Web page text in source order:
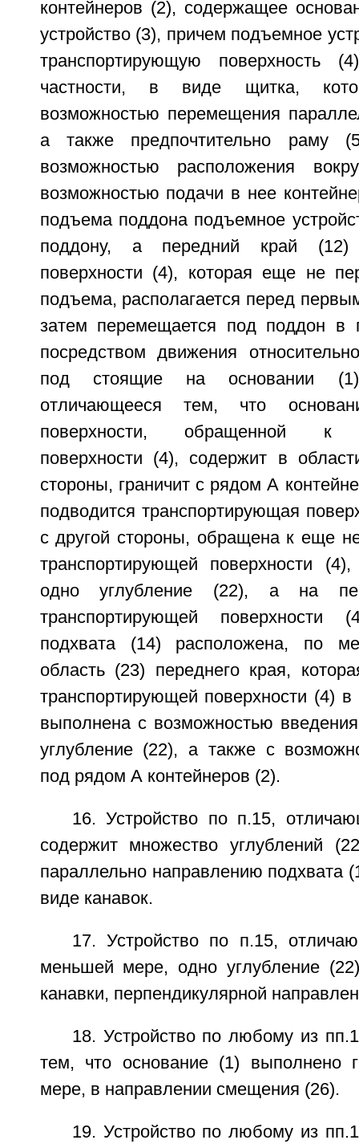
контейнеров (2), содержащее
устройство (3), причем подъемное
транспортирующую поверхность
частности, в виде щитка,
возможностью перемещения
а также предпочтительно раму
возможностью расположения
возможностью подачи в нее
подъема поддона подъемное
поддону, а передний край (12)
поверхности (4), которая еще не
подъема, располагается перед
затем перемещается под поддон в
посредством движения
под стоящие на основании
отличающееся тем, что
поверхности, обращенной к
поверхности (4), содержит в
стороны, граничит с рядом А
подводится транспортирующая
с другой стороны, обращена к еще
транспортирующей поверхности
одно углубление (22), а на
транспортирующей поверхности
подхвата (14) расположена, по
область (23) переднего края,
транспортирующей поверхности (4)
выполнена с возможностью
углубление (22), а также с
под рядом А контейнеров (2).
16. Устройство по п.15,
содержит множество углублений
параллельно направлению подхвата
виде канавок.
17. Устройство по п.15,
меньшей мере, одно углубление
канавки, перпендикулярной
18. Устройство по любому из
тем, что основание (1) выполнено
мере, в направлении смещения (26).
19. Устройство по любому из